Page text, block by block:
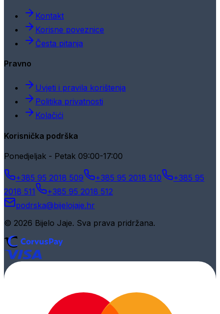
Kontakt
Korisne poveznice
Česta pitanja
Pravno
Uvjeti i pravila korištenja
Politika privatnosti
Kolačići
Korisnička podrška
Ponedjeljak - Petak 09:00-17:00
+385 95 2018 509 +385 95 2018 510
+385 95
2018 511
+385 95 2018 512
podrska@bijelojaje.hr
© 2026 Bijelo Jaje. Sva prava pridržana.